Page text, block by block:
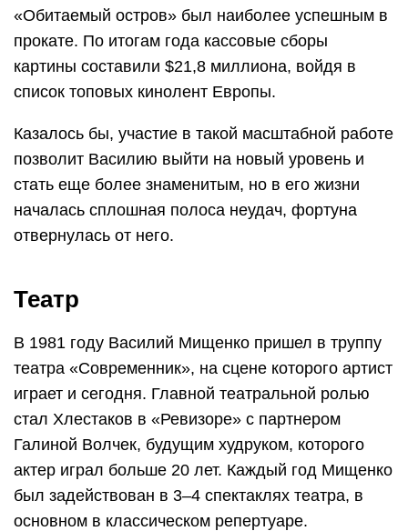
«Обитаемый остров» был наиболее успешным в
прокате. По итогам года кассовые сборы
картины составили $21,8 миллиона, войдя в
список топовых кинолент Европы.
Казалось бы, участие в такой масштабной работе
позволит Василию выйти на новый уровень и
стать еще более знаменитым, но в его жизни
началась сплошная полоса неудач, фортуна
отвернулась от него.
Театр
В 1981 году Василий Мищенко пришел в труппу
театра «Современник», на сцене которого артист
играет и сегодня. Главной театральной ролью
стал Хлестаков в «Ревизоре» с партнером
Галиной Волчек, будущим худруком, которого
актер играл больше 20 лет. Каждый год Мищенко
был задействован в 3–4 спектаклях театра, в
основном в классическом репертуаре.